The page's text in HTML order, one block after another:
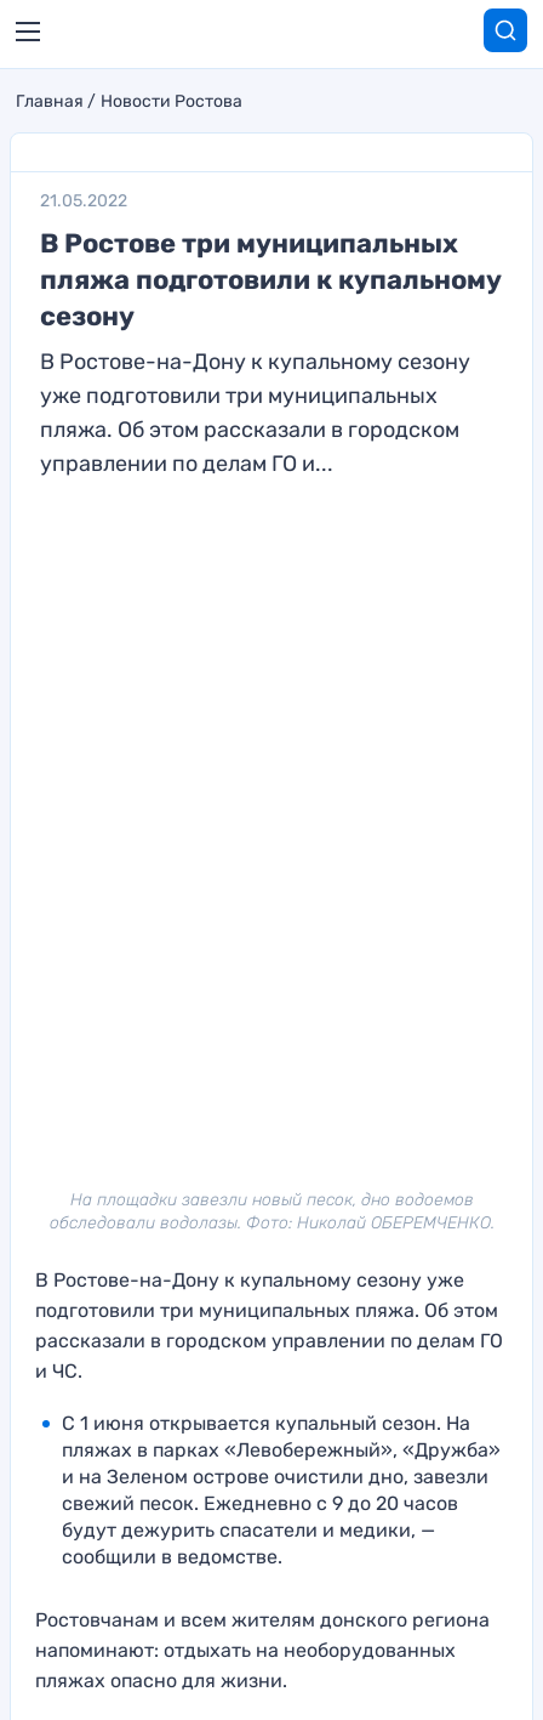
Главная Новости Ростова
21.05.2022
В Ростове три муниципальных
пляжа подготовили к купальному
сезону
В Ростове-на-Дону к купальному сезону
уже подготовили три муниципальных
пляжа. Об этом рассказали в городском
управлении по делам ГО и...
На площадки завезли новый песок, дно водоемов
обследовали водолазы. Фото: Николай ОБЕРЕМЧЕНКО.
В Ростове-на-Дону к купальному сезону уже
подготовили три муниципальных пляжа. Об этом
рассказали в городском управлении по делам ГО
и ЧС.
С 1 июня открывается купальный сезон. На
пляжах в парках «Левобережный», «Дружба»
и на Зеленом острове очистили дно, завезли
свежий песок. Ежедневно с 9 до 20 часов
будут дежурить спасатели и медики, —
сообщили в ведомстве.
Ростовчанам и всем жителям донского региона
напоминают: отдыхать на необорудованных
пляжах опасно для жизни.